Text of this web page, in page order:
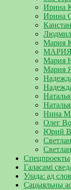
Ирина
Ирина
Мария
Мария
Мария
Нина
Олег
Юрий
Спецпроекты
Галасамі
Улада: ад
Сацыяльны